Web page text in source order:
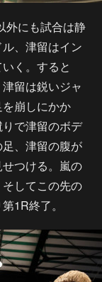
外にも試合は静
、津留はイン
く。すると
留は鋭いジャ
崩しにかか
で津留のボデ
、津留の腹が
つける。嵐の
してこの先の
1R終了。